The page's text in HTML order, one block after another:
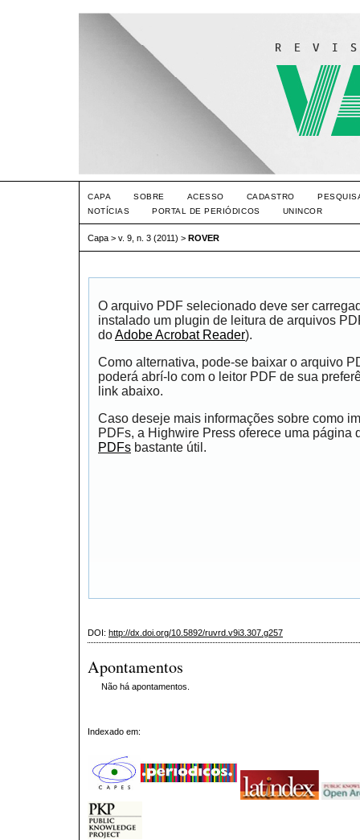
CAPA SOBRE ACESSO CADASTRO
NOTÍCIAS
PORTAL DE PERIÓDICOS UNINCOR
Capa > v. 9, n. 3 (2011) > ROVER
O arquivo PDF selecionado deve ser
instalado um plugin de leitura de arquivos
doAdobe Acrobat Reader).
Como alternativa, pode-se baixar o arquivo
poderá abrí-lo com o leitor PDF de sua
link abaixo.
Caso deseje mais informações sobre como
PDFs, a Highwire Press oferece uma página
PDFs bastante útil.
DOI: http://dx.doi.org/10.5892/ruvrd.v9i3.307.g257
Apontamentos
Não há apontamentos.
Indexado em: